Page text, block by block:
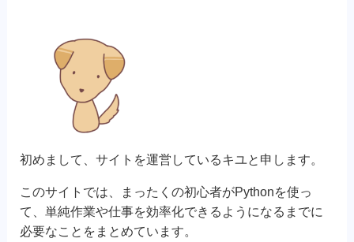
初めまして、サイトを運営しているキユと申します。
このサイトでは、まったくの初心者がPythonを使っ
て、単純作業や仕事を効率化できるようになるまでに
必要なことをまとめています。